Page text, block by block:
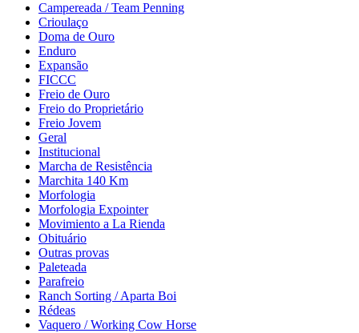
Campereada / Team Penning
Crioulaço
Doma de Ouro
Enduro
Expansão
FICCC
Freio de Ouro
Freio do Proprietário
Freio Jovem
Geral
Institucional
Marcha de Resistência
Marchita 140 Km
Morfologia
Morfologia Expointer
Movimiento a La Rienda
Obituário
Outras provas
Paleteada
Parafreio
Ranch Sorting / Aparta Boi
Rédeas
Vaquero / Working Cow Horse